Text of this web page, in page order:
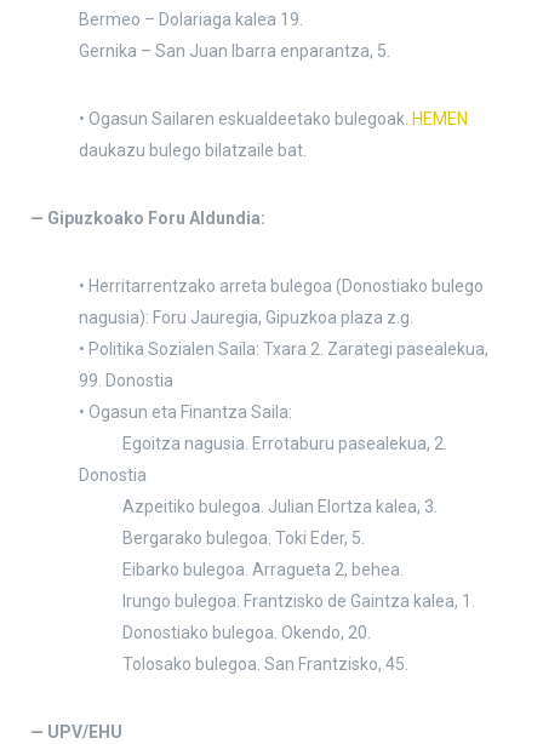
Bermeo – Dolariaga kalea 19.
Gernika – San Juan Ibarra enparantza, 5.
• Ogasun Sailaren eskualdeetako bulegoak. HEMEN
daukazu bulego bilatzaile bat.
— Gipuzkoako Foru Aldundia:
• Herritarrentzako arreta bulegoa (Donostiako bulego
nagusia): Foru Jauregia, Gipuzkoa plaza z.g.
• Politika Sozialen Saila: Txara 2. Zarategi pasealekua,
99. Donostia
• Ogasun eta Finantza Saila:
Egoitza nagusia. Errotaburu pasealekua, 2.
Donostia
Azpeitiko bulegoa. Julian Elortza kalea, 3.
Bergarako bulegoa. Toki Eder, 5.
Eibarko bulegoa. Arragueta 2, behea.
Irungo bulegoa. Frantzisko de Gaintza kalea, 1.
Donostiako bulegoa. Okendo, 20.
Tolosako bulegoa. San Frantzisko, 45.
— UPV/EHU